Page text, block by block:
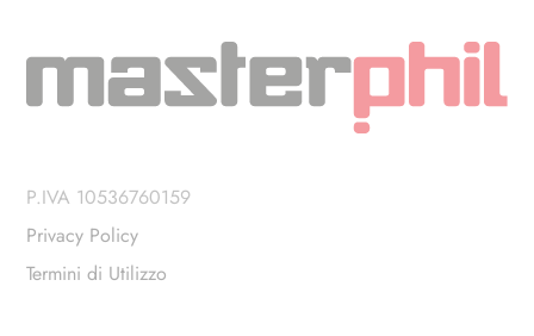
P.IVA 10536760159
Privacy Policy
Termini di Utilizzo